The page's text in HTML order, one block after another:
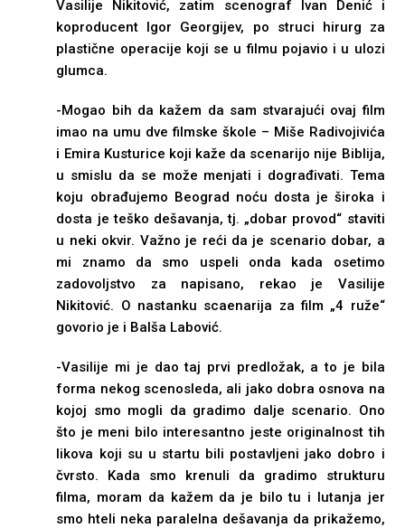
Vasilije Nikitović, zatim scenograf Ivan Denić i
koproducent Igor Georgijev, po struci hirurg za
plastične operacije koji se u filmu pojavio i u ulozi
glumca.
-Mogao bih da kažem da sam stvarajući ovaj film
imao na umu dve filmske škole – Miše Radivojivića
i Emira Kusturice koji kaže da scenarijo nije Biblija,
u smislu da se može menjati i dograđivati. Tema
koju obrađujemo Beograd noću dosta je široka i
dosta je teško dešavanja, tj. „dobar provod“ staviti
u neki okvir. Važno je reći da je scenario dobar, a
mi znamo da smo uspeli onda kada osetimo
zadovoljstvo za napisano, rekao je Vasilije
Nikitović. O nastanku scaenarija za film „4 ruže“
govorio je i Balša Labović.
-Vasilije mi je dao taj prvi predložak, a to je bila
forma nekog scenosleda, ali jako dobra osnova na
kojoj smo mogli da gradimo dalje scenario. Ono
što je meni bilo interesantno jeste originalnost tih
likova koji su u startu bili postavljeni jako dobro i
čvrsto. Kada smo krenuli da gradimo strukturu
filma, moram da kažem da je bilo tu i lutanja jer
smo hteli neka paralelna dešavanja da prikažemo,